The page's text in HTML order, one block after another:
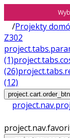
/Projekty
Z302
(1)
(26)
(12)
project.cart.order_btn